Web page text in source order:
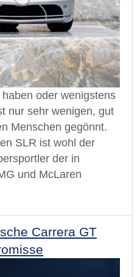
oder wenigstens
nur sehr wenigen, gut
Menschen gegönnt.
SLR ist wohl der
der in
und McLaren
Carrera GT